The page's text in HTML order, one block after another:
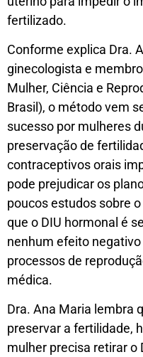
fertilizado.
Conforme explica Dra.
ginecologista e
Mulher, Ciência e
Brasil), o método vem
sucesso por mulheres
preservação de
contraceptivos orais
pode prejudicar os
poucos estudos sobre
que o DIU hormonal é
nenhum efeito
processos de
médica.
Dra. Ana Maria lembra
preservar a fertilidade,
mulher precisa retirar o